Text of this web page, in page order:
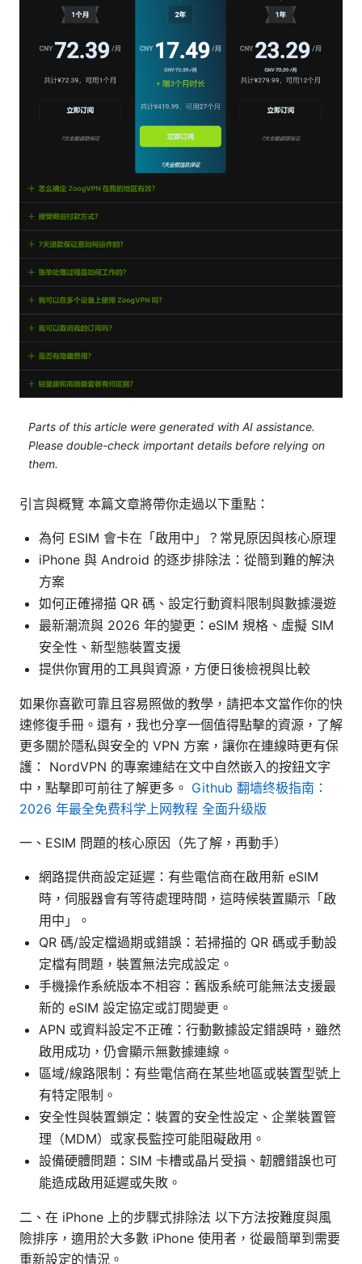
Parts of this article were generated with AI assistance.
Please double-check important details before relying on
them.
引言與概覽 本篇文章將帶你走過以下重點：
為何 ESIM 會卡在「啟用中」？常見原因與核心原理
iPhone 與 Android 的逐步排除法：從簡到難的解決
方案
如何正確掃描 QR 碼、設定行動資料限制與數據漫遊
最新潮流與 2026 年的變更：eSIM 規格、虛擬 SIM
安全性、新型態裝置支援
提供你實用的工具與資源，方便日後檢視與比較
如果你喜歡可靠且容易照做的教學，請把本文當作你的快
速修復手冊。還有，我也分享一個值得點擊的資源，了解
更多關於隱私與安全的 VPN 方案，讓你在連線時更有保
護： NordVPN 的專案連結在文中自然嵌入的按鈕文字
中，點擊即可前往了解更多。 Github 翻墙终极指南：
2026 年最全免费科学上网教程 全面升级版
一、ESIM 問題的核心原因（先了解，再動手）
網路提供商設定延遲：有些電信商在啟用新 eSIM
時，伺服器會有等待處理時間，這時候裝置顯示「啟
用中」。
QR 碼/設定檔過期或錯誤：若掃描的 QR 碼或手動設
定檔有問題，裝置無法完成設定。
手機操作系統版本不相容：舊版系統可能無法支援最
新的 eSIM 設定協定或訂閱變更。
APN 或資料設定不正確：行動數據設定錯誤時，雖然
啟用成功，仍會顯示無數據連線。
區域/線路限制：有些電信商在某些地區或裝置型號上
有特定限制。
安全性與裝置鎖定：裝置的安全性設定、企業裝置管
理（MDM）或家長監控可能阻礙啟用。
設備硬體問題：SIM 卡槽或晶片受損、韌體錯誤也可
能造成啟用延遲或失敗。
二、在 iPhone 上的步驟式排除法 以下方法按難度與風
險排序，適用於大多數 iPhone 使用者，從最簡單到需要
重新設定的情況。